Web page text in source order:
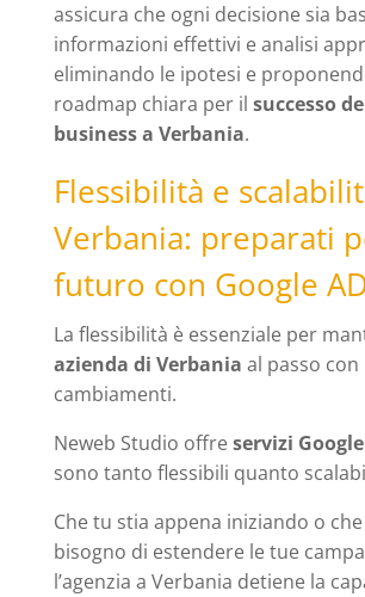
assicura che ogni decisione sia
informazioni effettivi e analisi
eliminando le ipotesi e
roadmap chiara per il successo
business a Verbania.
Flessibilità e
Verbania: preparati
futuro con Google
La flessibilità è essenziale per
azienda di Verbania al passo con
cambiamenti.
Neweb Studio offreservizi Google
sono tanto flessibili quanto
Che tu stia appena iniziando o
bisogno di estendere le tue
l’agenzia a Verbania detiene la